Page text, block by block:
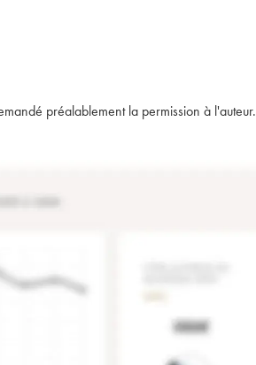
préalablement la permission à l'auteur.